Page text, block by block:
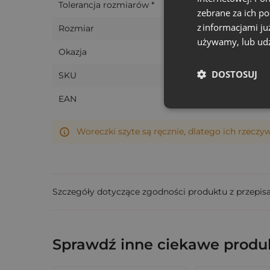
Sklepy z lawendą i świecami:
Śluby i eventy: eleganckie podziękowania
Manufaktury i rękodzielnicy: pakowanie
Firmy B2B: jako opakowania z
Możliwość personalizacji
produkt lub markę. Obsługujemy zarówno
Produkt sprzedawany w pakietach po10
Tolerancja rozmiarów *
Rozmiar
Okazja
SKU
EAN
Woreczki szyte są ręcznie, dlatego ich
Szczegóły dotyczące zgodności produktu z
Sprawdź inne ciekawe
zebrane za ich
z informacjami
używamy, lub
DOSTOSUJ